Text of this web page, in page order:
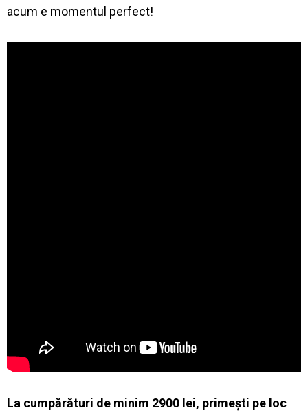
acum e momentul perfect!
La cumpărături de minim 2900 lei, primești pe loc